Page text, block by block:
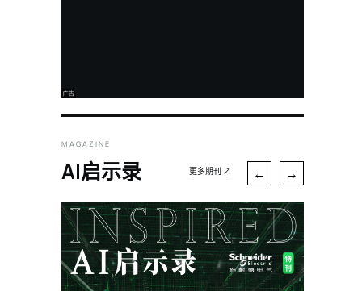
MAGAZINE
AI启示录 更多期刊 ↗ ← →